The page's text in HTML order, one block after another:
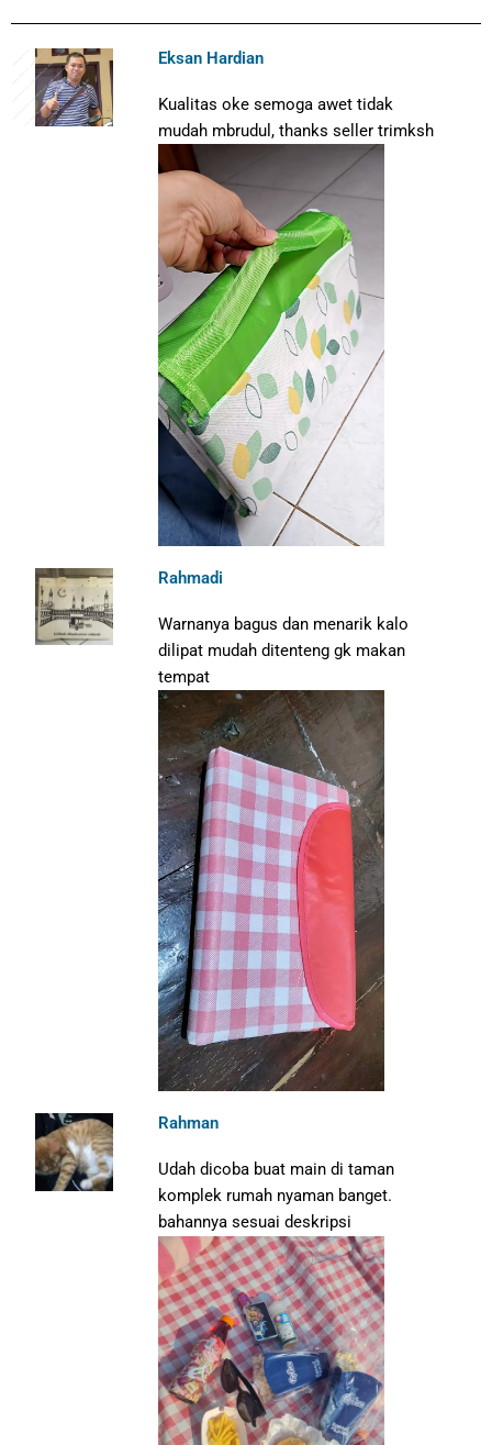
Eksan Hardian
Kualitas oke semoga awet tidak
mudah mbrudul, thanks seller trimksh
Rahmadi
Warnanya bagus dan menarik kalo
dilipat mudah ditenteng gk makan
tempat
Rahman
Udah dicoba buat main di taman
komplek rumah nyaman banget.
bahannya sesuai deskripsi